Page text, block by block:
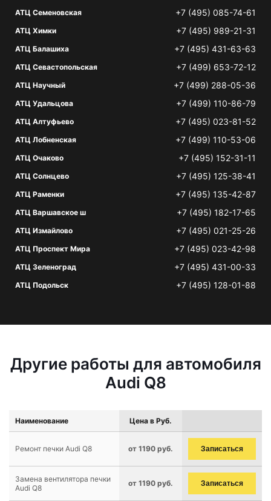
АТЦ Семеновская +7 (495) 085-74-61
АТЦ Химки +7 (495) 989-21-31
АТЦ Балашиха +7 (495) 431-63-63
АТЦ Севастопольская +7 (499) 653-72-12
АТЦ Научный +7 (499) 288-05-36
АТЦ Удальцова +7 (499) 110-86-79
АТЦ Алтуфьево +7 (495) 023-81-52
АТЦ Лобненская +7 (499) 110-53-06
АТЦ Очаково +7 (495) 152-31-11
АТЦ Солнцево +7 (495) 125-38-41
АТЦ Раменки +7 (495) 135-42-87
АТЦ Варшавское ш +7 (495) 182-17-65
АТЦ Измайлово +7 (495) 021-25-26
АТЦ Проспект Мира +7 (495) 023-42-98
АТЦ Зеленоград +7 (495) 431-00-33
АТЦ Подольск +7 (495) 128-01-88
Другие работы для автомобиля
Audi Q8
Наименование Цена в Руб.
Ремонт печки Audi Q8 от 1190 руб. Записаться
Замена вентилятора печки
Audi Q8
от 1190 руб. Записаться